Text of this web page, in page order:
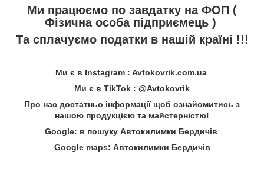
Ми працюємо по завдатку на ФОП (
Фізична особа підприємець )
Та сплачуємо податки в нашій країні !!!
Ми є в Instagram : Avtokovrik.com.ua
Ми є в TikTok : @Avtokovrik
Про нас достатньо інформації щоб ознайомитись з
нашою продукцією та майстерністю!
Google: в пошуку Автокилимки Бердичів
Google maps: Автокилимки Бердичів